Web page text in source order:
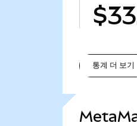
통계 더 보기